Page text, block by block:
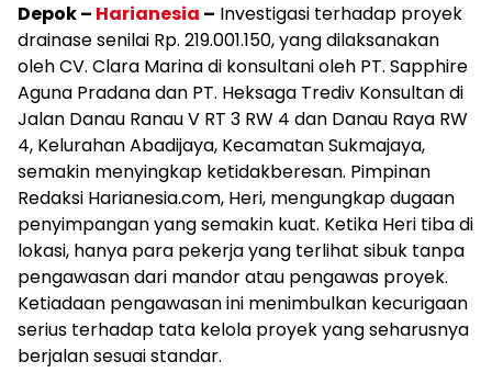
Depok – Harianesia – Investigasi terhadap proyek
drainase senilai Rp. 219.001.150, yang dilaksanakan
oleh CV. Clara Marina di konsultani oleh PT. Sapphire
Aguna Pradana dan PT. Heksaga Trediv Konsultan di
Jalan Danau Ranau V RT 3 RW 4 dan Danau Raya RW
4, Kelurahan Abadijaya, Kecamatan Sukmajaya,
semakin menyingkap ketidakberesan. Pimpinan
Redaksi Harianesia.com, Heri, mengungkap dugaan
penyimpangan yang semakin kuat. Ketika Heri tiba di
lokasi, hanya para pekerja yang terlihat sibuk tanpa
pengawasan dari mandor atau pengawas proyek.
Ketiadaan pengawasan ini menimbulkan kecurigaan
serius terhadap tata kelola proyek yang seharusnya
berjalan sesuai standar.